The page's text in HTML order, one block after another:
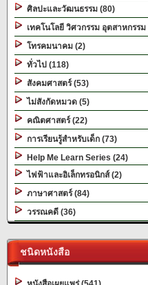
ศิลปะและวัฒนธรรม (80)
เทคโนโลยี วิศวกรรม อุตสาหกรรม
โทรคมนาคม (2)
ทั่วไป (118)
สังคมศาสตร์ (53)
ไม่สังกัดหมวด (5)
คณิตศาสตร์ (22)
การเรียนรู้สำหรับเด็ก (73)
Help Me Learn Series (24)
ไฟฟ้าและอิเล็กทรอนิกส์ (2)
ภาษาศาสตร์ (84)
วรรณคดี (36)
ชนิดหนังสือ